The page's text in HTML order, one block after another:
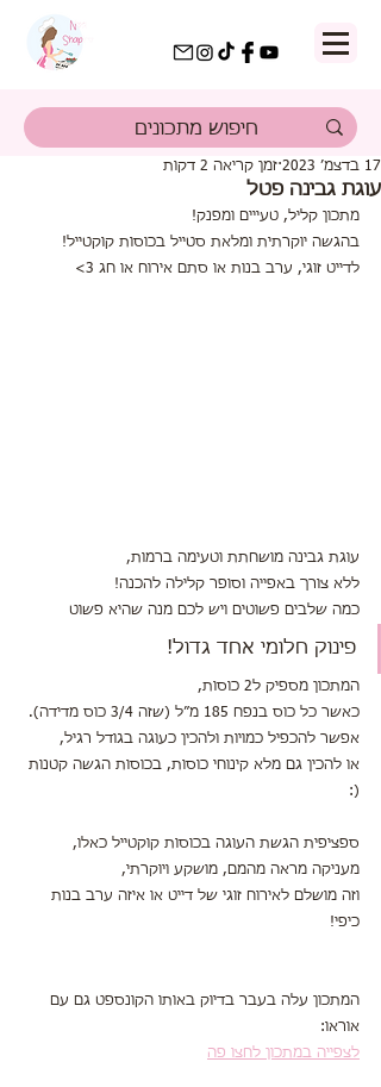
עוגת גבינה פטל
17 בדצמ׳ 2023 זמן קריאה 2 דקות
מתכון קליל, טעייים ומפנק!
בהגשה יוקרתית ומלאת סטייל בכוסות קוקטייל!
לדייט זוגי, ערב בנות או סתם אירוח או חג 3>
עוגת גבינה מושחתת וטעימה ברמות,
ללא צורך באפייה וסופר קלילה להכנה!
כמה שלבים פשוטים ויש לכם מנה שהיא פשוט
פינוק חלומי אחד גדול!
המתכון מספיק ל2 כוסות,
כאשר כל כוס בנפח 185 מ״ל (שזה 3/4 כוס מדידה).
אפשר להכפיל כמויות ולהכין כעוגה בגודל רגיל,
או להכין גם מלא קינוחי כוסות, בכוסות הגשה קטנות
(:
ספציפית הגשת העוגה בכוסות קוקטייל כאלו,
מעניקה מראה מהמם, מושקע ויוקרתי,
וזה מושלם לאירוח זוגי של דייט או איזה ערב בנות
כיפי!
המתכון עלה בעבר בדיוק באותו הקונספט גם עם
אוראו:
לצפייה במתכון לחצו פה